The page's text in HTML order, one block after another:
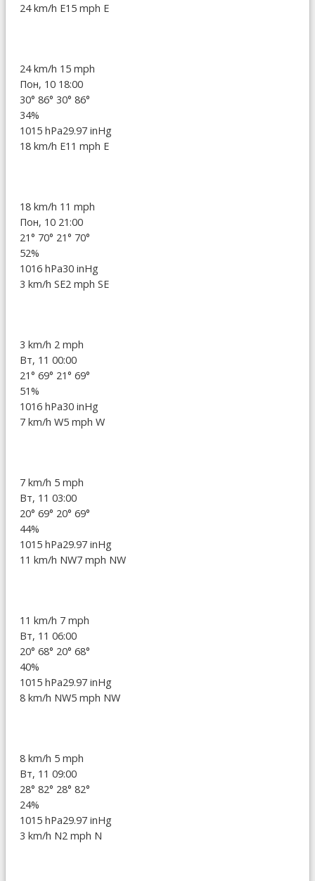
24 km/h E15 mph E
24 km/h 15 mph
Пон, 10 18:00
30° 86° 30° 86°
34%
1015 hPa29.97 inHg
18 km/h E11 mph E
18 km/h 11 mph
Пон, 10 21:00
21° 70° 21° 70°
52%
1016 hPa30 inHg
3 km/h SE2 mph SE
3 km/h 2 mph
Вт, 11 00:00
21° 69° 21° 69°
51%
1016 hPa30 inHg
7 km/h W5 mph W
7 km/h 5 mph
Вт, 11 03:00
20° 69° 20° 69°
44%
1015 hPa29.97 inHg
11 km/h NW7 mph NW
11 km/h 7 mph
Вт, 11 06:00
20° 68° 20° 68°
40%
1015 hPa29.97 inHg
8 km/h NW5 mph NW
8 km/h 5 mph
Вт, 11 09:00
28° 82° 28° 82°
24%
1015 hPa29.97 inHg
3 km/h N2 mph N